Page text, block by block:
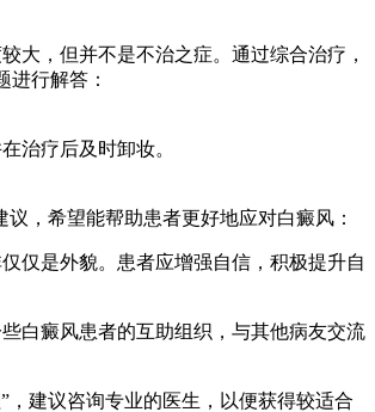
大，但并不是不治之症。通过综合治疗，
行解答：
治疗后及时卸妆。
，希望能帮助患者更好地应对白癜风：
仅是外貌。患者应增强自信，积极提升自
白癜风患者的互助组织，与其他病友交流
建议咨询专业的医生，以便获得较适合